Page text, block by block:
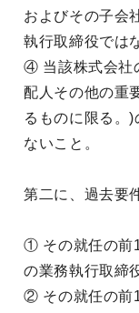
およびその子会
執行取締役では
④ 当該株式会社
配人その他の重
るものに限る。
ないこと。
第二に、過去要
① その就任の前
の業務執行取締
② その就任の前